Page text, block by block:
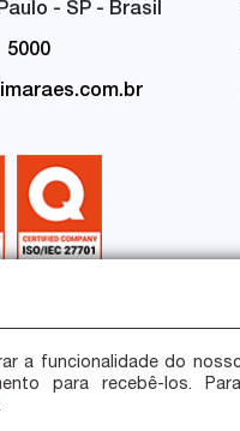
- SP - Brasil
5000
Política de
a funcionalidade do
para recebê-los.